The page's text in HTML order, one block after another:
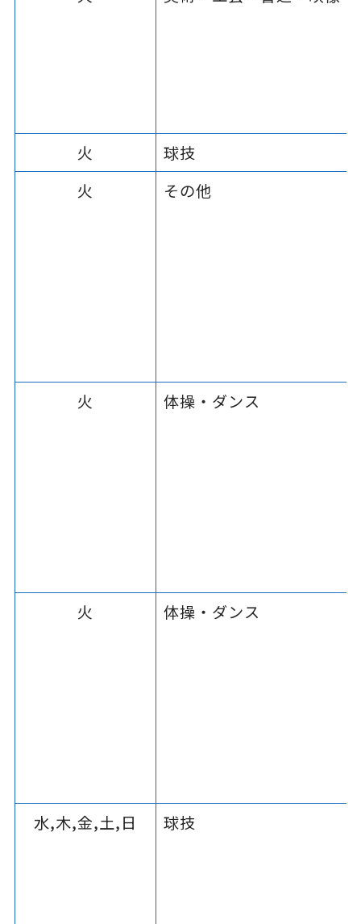
火 球技
火
その他
火 体操・ダンス
火 体操・ダンス
水,木,金,土,日 球技